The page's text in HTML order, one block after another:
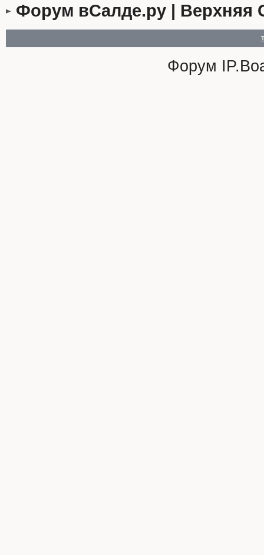
Форум вСалде.ру | Верхняя
Форум